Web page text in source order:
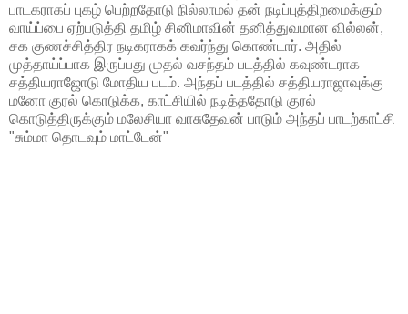
பாடகராகப் புகழ் பெற்றதோடு நில்லாமல் தன் நடிப்புத்திறமைக்கும்
வாய்ப்பை ஏற்படுத்தி தமிழ் சினிமாவின் தனித்துவமான வில்லன்,
சக குணச்சித்திர நடிகராகக் கவர்ந்து கொண்டார். அதில்
முத்தாய்ப்பாக இருப்பது முதல் வசந்தம் படத்தில் கவுண்டராக
சத்தியராஜோடு மோதிய படம். அந்தப் படத்தில் சத்தியராஜாவுக்கு
மனோ குரல் கொடுக்க, காட்சியில் நடித்ததோடு குரல்
கொடுத்திருக்கும் மலேசியா வாசுதேவன் பாடும் அந்தப் பாடற்காட்சி
"சும்மா தொடவும் மாட்டேன்"